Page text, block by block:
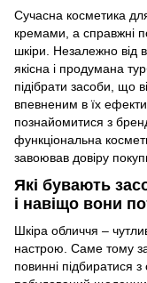
Сучасна косметика
кремами, а справжні
шкіри. Незалежно від
якісна і продумана
підібрати засоби, що
впевненим в їх
познайомитися з
функціональна
завоював довіру
Які бувають
і навіщо вони
Шкіра обличчя –
настрою. Саме тому
повинні підбиратися